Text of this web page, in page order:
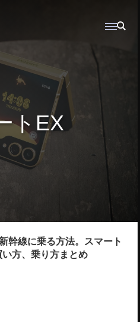
トEX
幹線に乗る方法。スマート
い方、乗り方まとめ